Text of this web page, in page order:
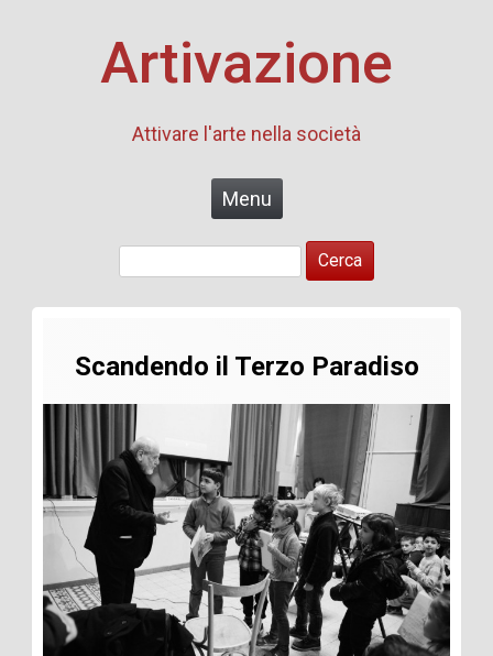
Artivazione
Attivare l'arte nella società
Menu
Skip to content
Ricerca
Scandendo il Terzo Paradiso